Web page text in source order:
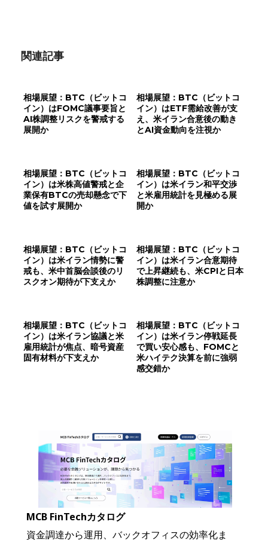
関連記事
相場展望：BTC（ビットコ
イン）はFOMC議事要旨と
AI株調整リスクを警戒する
展開か
相場展望：BTC（ビットコ
イン）はETF需給改善が支
え、米イラン合意後の動き
とAI資金動向を注視か
相場展望：BTC（ビットコ
イン）は米株高値警戒と企
業保有BTCの売却懸念で下
値を試す展開か
相場展望：BTC（ビットコ
イン）は米イラン和平交渉
と米雇用統計を見極める展
開か
相場展望：BTC（ビットコ
イン）は米イラン情勢に警
戒も、米中首脳会談後のリ
スクオン期待が下支えか
相場展望：BTC（ビットコ
イン）は米イラン合意期待
で上昇継続も、米CPIと日本
株調整に注意か
相場展望：BTC（ビットコ
イン）は米イラン協議と米
雇用統計が焦点、暗号資産
固有材料が下支えか
相場展望：BTC（ビットコ
イン）は米イラン停戦延長
で買い安心感も、FOMCと
米ハイテク決算を前に強弱
感交錯か
MCB FinTechカタログ
資金調達から運用、バックオフィスの効率化ま